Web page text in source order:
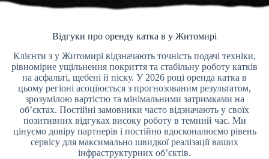
Відгуки про оренду катка в у Житомирі
Клієнти з у Житомирі відзначають точність подачі техніки,
рівномірне ущільнення покриття та стабільну роботу катків
на асфальті, щебені й піску. У 2026 році оренда катка в
цьому регіоні асоціюється з прогнозованим результатом,
зрозумілою вартістю та мінімальними затримками на
об’єктах. Постійні замовники часто відзначають у своїх
позитивних відгуках високу роботу в темний час. Ми
цінуємо довіру партнерів і постійно вдосконалюємо рівень
сервісу для максимально швидкої реалізації ваших
інфраструктурних об’єктів.